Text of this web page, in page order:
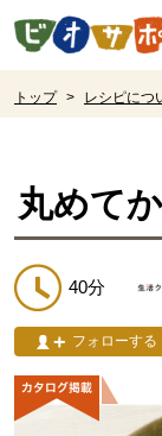
ページの先頭です。
トップ > レシピにつ
丸めて
40分
フォローする